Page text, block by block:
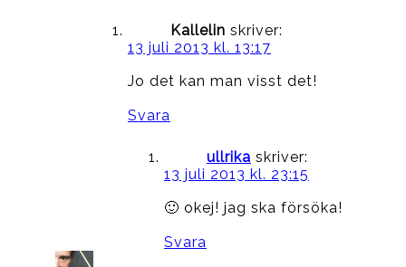
Kallelin skriver:
13 juli 2013 kl. 13:17
Jo det kan man visst det!
Svara
ullrika skriver:
13 juli 2013 kl. 23:15
🙂 okej! jag ska försöka!
Svara